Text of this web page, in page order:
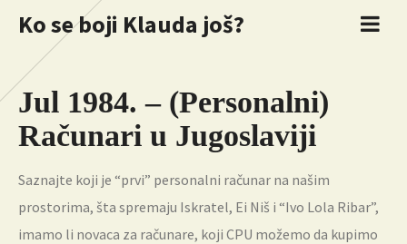
Ko se boji Klauda još?
Jul 1984. – (Personalni)
Računari u Jugoslaviji
Saznajte koji je “prvi” personalni računar na našim
prostorima, šta spremaju Iskratel, Ei Niš i “Ivo Lola Ribar”,
imamo li novaca za računare, koji CPU možemo da kupimo